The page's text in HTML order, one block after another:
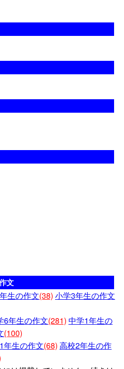
文
生の作文(38) 小学3年生の作文
6年生の作文(281) 中学1年生の
(100)
年生の作文(68) 高校2年生の作